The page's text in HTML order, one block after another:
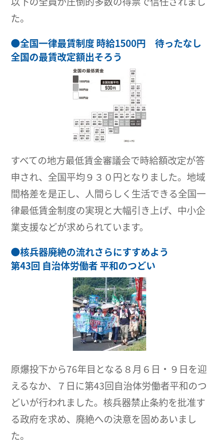
た。
●全国一律最賃制度 時給1500円 待ったなし
全国の最賃改定額出そろう
すべての地方最低賃金審議会で時給額改定が答
申され、全国平均９３０円となりました。地域
間格差を是正し、人間らしく生活できる全国一
律最低賃金制度の実現と大幅引き上げ、中小企
業支援などが求められています。
●核兵器廃絶の流れさらにすすめよう
第43回 自治体労働者 平和のつどい
原爆投下から76年目となる８月６日・９日を迎
えるなか、７日に第43回自治体労働者平和のつ
どいが行われました。核兵器禁止条約を批准す
る政府を求め、廃絶への決意を固めあいまし
た。